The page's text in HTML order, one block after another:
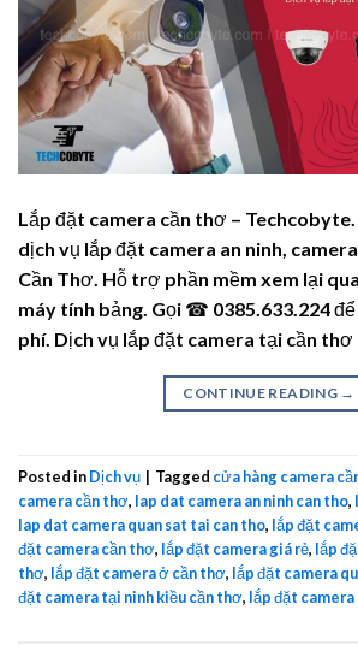
Lắp đặt camera cần thơ – Techcobyte.
dịch vụ lắp đặt camera an ninh,
Cần Thơ. Hỗ trợ phần mềm xem lại
máy tính bảng. Gọi ☎ 0385.633.224
phí. Dịch vụ lắp đặt camera tại cần
CONTINUE READING →
Posted inDịch vụ | Tagged cửa hàng camera
camera cần thơ, lap dat camera an ninh can tho,
lap dat camera quan sat tai can tho, lắp đặt
đặt camera cần thơ, lắp đặt camera giá rẻ, lắp
thơ, lắp đặt camera ở cần thơ, lắp đặt camera
đặt camera tại ninh kiều cần thơ, lắp đặt